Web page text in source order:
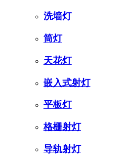
洗墙灯
筒灯
天花灯
嵌入式射灯
平板灯
格栅射灯
导轨射灯